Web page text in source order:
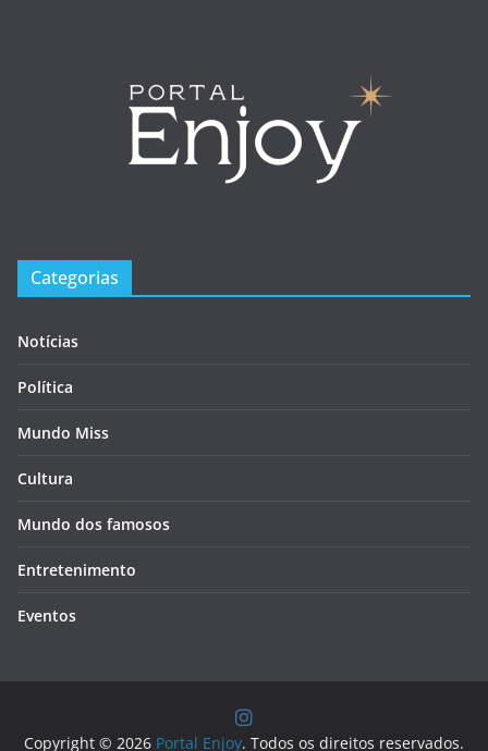
Categorias
Notícias
Política
Mundo Miss
Cultura
Mundo dos famosos
Entretenimento
Eventos
Copyright © 2026 Portal Enjoy. Todos os direitos reservados.